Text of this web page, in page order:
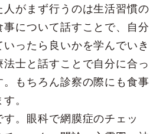
がまず行うのは生活習慣の
について話すことで、自分
ったら良いかを学んでいき
士と話すことで自分に合っ
もちろん診察の際にも食事
。
。眼科で網膜症のチェッ